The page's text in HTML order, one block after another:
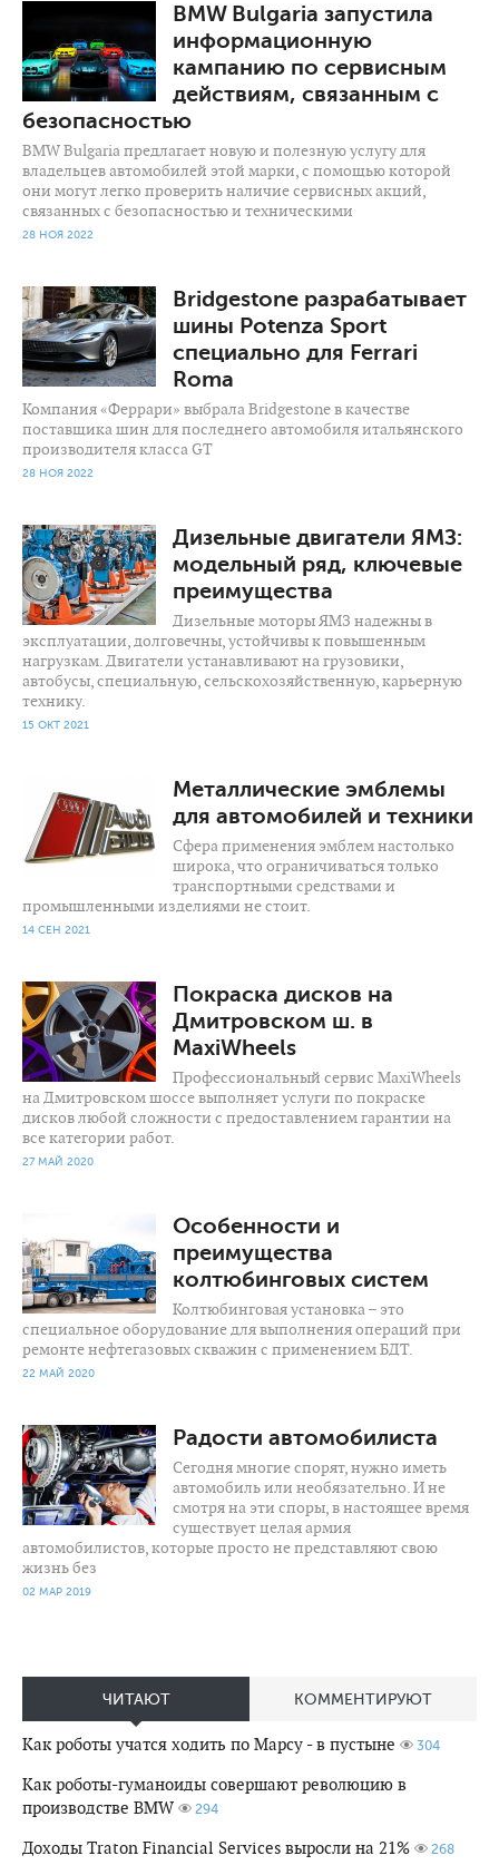
BMW Bulgaria запустила
информационную
кампанию по сервисным
действиям, связанным с
безопасностью
BMW Bulgaria предлагает новую и полезную услугу для
владельцев автомобилей этой марки, с помощью которой
они могут легко проверить наличие сервисных акций,
связанных с безопасностью и техническими
28 НОЯ 2022
Bridgestone разрабатывает
шины Potenza Sport
специально для Ferrari
Roma
Компания «Феррари» выбрала Bridgestone в качестве
поставщика шин для последнего автомобиля итальянского
производителя класса GT
28 НОЯ 2022
Дизельные двигатели ЯМЗ:
модельный ряд, ключевые
преимущества
Дизельные моторы ЯМЗ надежны в
эксплуатации, долговечны, устойчивы к повышенным
нагрузкам. Двигатели устанавливают на грузовики,
автобусы, специальную, сельскохозяйственную, карьерную
технику.
15 ОКТ 2021
Металлические эмблемы
для автомобилей и техники
Сфера применения эмблем настолько
широка, что ограничиваться только
транспортными средствами и
промышленными изделиями не стоит.
14 СЕН 2021
Покраска дисков на
Дмитровском ш. в
MaxiWheels
Профессиональный сервис MaxiWheels
на Дмитровском шоссе выполняет услуги по покраске
дисков любой сложности с предоставлением гарантии на
все категории работ.
27 МАЙ 2020
Особенности и
преимущества
колтюбинговых систем
Колтюбинговая установка – это
специальное оборудование для выполнения операций при
ремонте нефтегазовых скважин с применением БДТ.
22 МАЙ 2020
Радости автомобилиста
Сегодня многие спорят, нужно иметь
автомобиль или необязательно. И не
смотря на эти споры, в настоящее время
существует целая армия
автомобилистов, которые просто не представляют свою
жизнь без
02 МАР 2019
ЧИТАЮТ КОММЕНТИРУЮТ
Как роботы учатся ходить по Марсу - в пустыне 304
Как роботы-гуманоиды совершают революцию в
производстве BMW
294
Доходы Traton Financial Services выросли на 21% 268